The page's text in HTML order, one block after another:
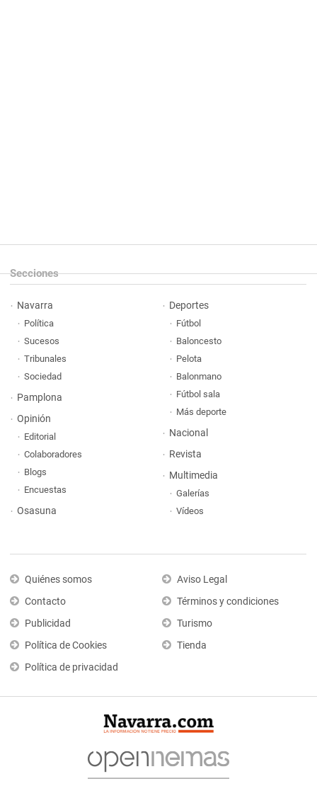
Secciones
Navarra
Política
Sucesos
Tribunales
Sociedad
Pamplona
Opinión
Editorial
Colaboradores
Blogs
Encuestas
Osasuna
Deportes
Fútbol
Baloncesto
Pelota
Balonmano
Fútbol sala
Más deporte
Nacional
Revista
Multimedia
Galerías
Vídeos
Quiénes somos
Contacto
Publicidad
Política de Cookies
Política de privacidad
Aviso Legal
Términos y condiciones
Turismo
Tienda